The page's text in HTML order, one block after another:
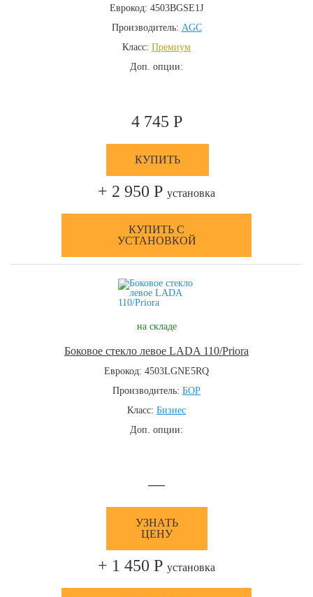
Еврокод: 4503BGSE1J
Производитель: AGC
Класс: Премиум
Доп. опции:
4 745 Р
КУПИТЬ
+ 2 950 Р установка
КУПИТЬ С
УСТАНОВКОЙ
на складе
Боковое стекло левое LADA 110/Priora
Еврокод: 4503LGNE5RQ
Производитель: БОР
Класс: Бизнес
Доп. опции:
—
УЗНАТЬ
ЦЕНУ
+ 1 450 Р установка